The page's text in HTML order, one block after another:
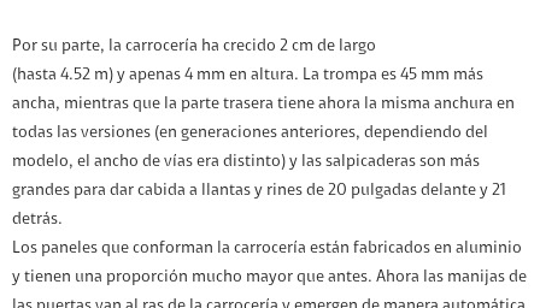
Por su parte, la carrocería ha crecido 2 cm de largo
(hasta 4.52 m) y apenas 4 mm en altura. La trompa es 45 mm más
ancha, mientras que la parte trasera tiene ahora la misma anchura en
todas las versiones (en generaciones anteriores, dependiendo del
modelo, el ancho de vías era distinto) y las salpicaderas son más
grandes para dar cabida a llantas y rines de 20 pulgadas delante y 21
detrás.
Los paneles que conforman la carrocería están fabricados en aluminio
y tienen una proporción mucho mayor que antes. Ahora las manijas de